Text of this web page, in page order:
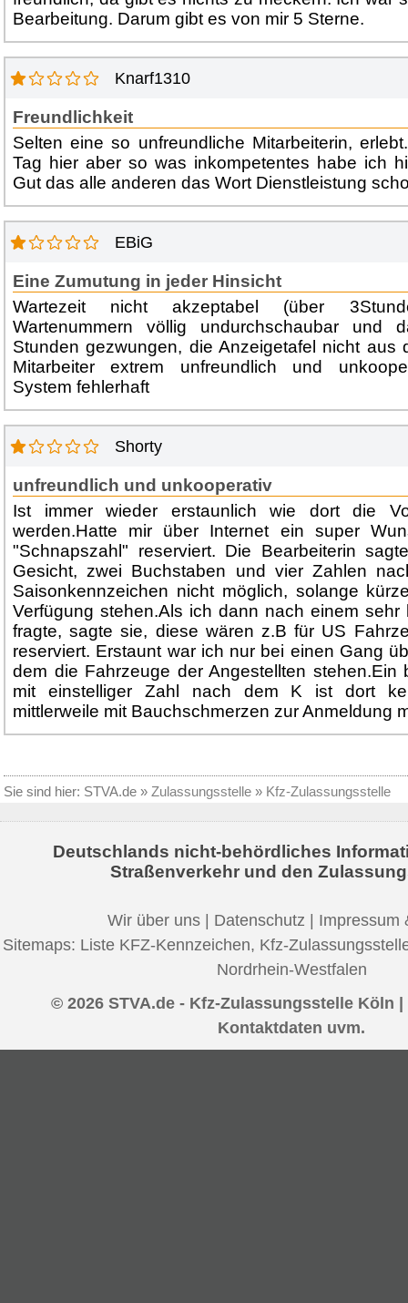
Bearbeitung. Darum gibt es von mir 5 Sterne.
Knarf1310
Freundlichkeit
Selten eine so unfreundliche Mitarbeiterin,
Tag hier aber so was inkompetentes habe ich
Gut das alle anderen das Wort Dienstleistung
EBiG
Eine Zumutung in jeder Hinsicht
Wartezeit nicht akzeptabel (über
Wartenummern völlig undurchschaubar und
Stunden gezwungen, die Anzeigetafel nicht aus
Mitarbeiter extrem unfreundlich und
System fehlerhaft
Shorty
unfreundlich und unkooperativ
Ist immer wieder erstaunlich wie dort die
werden.Hatte mir über Internet ein super
"Schnapszahl" reserviert. Die Bearbeiterin
Gesicht, zwei Buchstaben und vier Zahlen
Saisonkennzeichen nicht möglich, solange
Verfügung stehen.Als ich dann nach einem sehr
fragte, sagte sie, diese wären z.B für US
reserviert. Erstaunt war ich nur bei einen Gang
dem die Fahrzeuge der Angestellten stehen.Ein
mit einstelliger Zahl nach dem K ist dort
mittlerweile mit Bauchschmerzen zur Anmeldung
Sie sind hier: STVA.de » Zulassungsstelle » Kfz-Zulassungsstelle
Deutschlands nicht-behördliches
Straßenverkehr und den
Wir über uns Datenschutz
Impressum
Sitemaps: Liste KFZ-Kennzeichen, Kfz-
Nordrhein-Westfalen
© 2026 STVA.de - Kfz-Zulassungsstelle Köln
Kontaktdaten uvm.